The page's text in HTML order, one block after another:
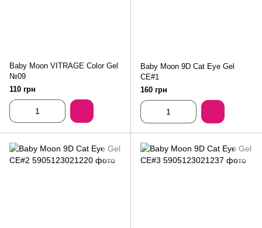
Baby Moon VITRAGE Color Gel
№09
110 грн
Baby Moon 9D Cat Eye Gel
CE#1
160 грн